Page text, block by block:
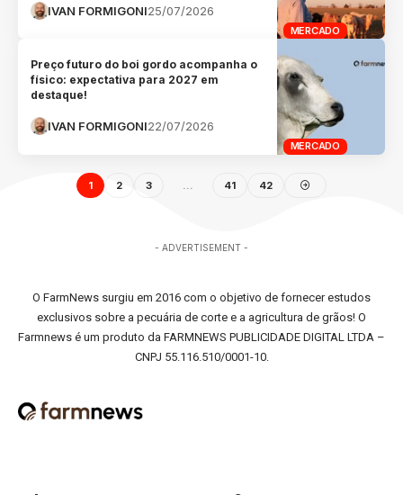
MERCADO
IVAN FORMIGONI25/07/2026
MERCADO
Preço futuro do boi gordo acompanha o
físico: expectativa para 2027 em
destaque!
IVAN FORMIGONI22/07/2026
1 2 3 … 41 42
- ADVERTISEMENT -
O FarmNews surgiu em 2016 com o objetivo de fornecer estudos
exclusivos sobre a pecuária de corte e a agricultura de grãos! O
Farmnews é um produto da FARMNEWS PUBLICIDADE DIGITAL LTDA –
CNPJ 55.116.510/0001-10.